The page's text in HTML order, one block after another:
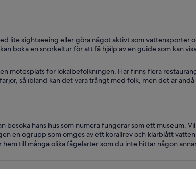
lite sightseeing eller göra något aktivt som vattensporter
boka en snorkeltur för att få hjälp av en guide som kan
mötesplats för lokalbefolkningen. Här finns flera
så ibland kan det vara trångt med folk, men det är
hans hus som numera fungerar som ett museum.
en ögrupp som omges av ett korallrev och klarblått
till många olika fågelarter som du inte hittar någon